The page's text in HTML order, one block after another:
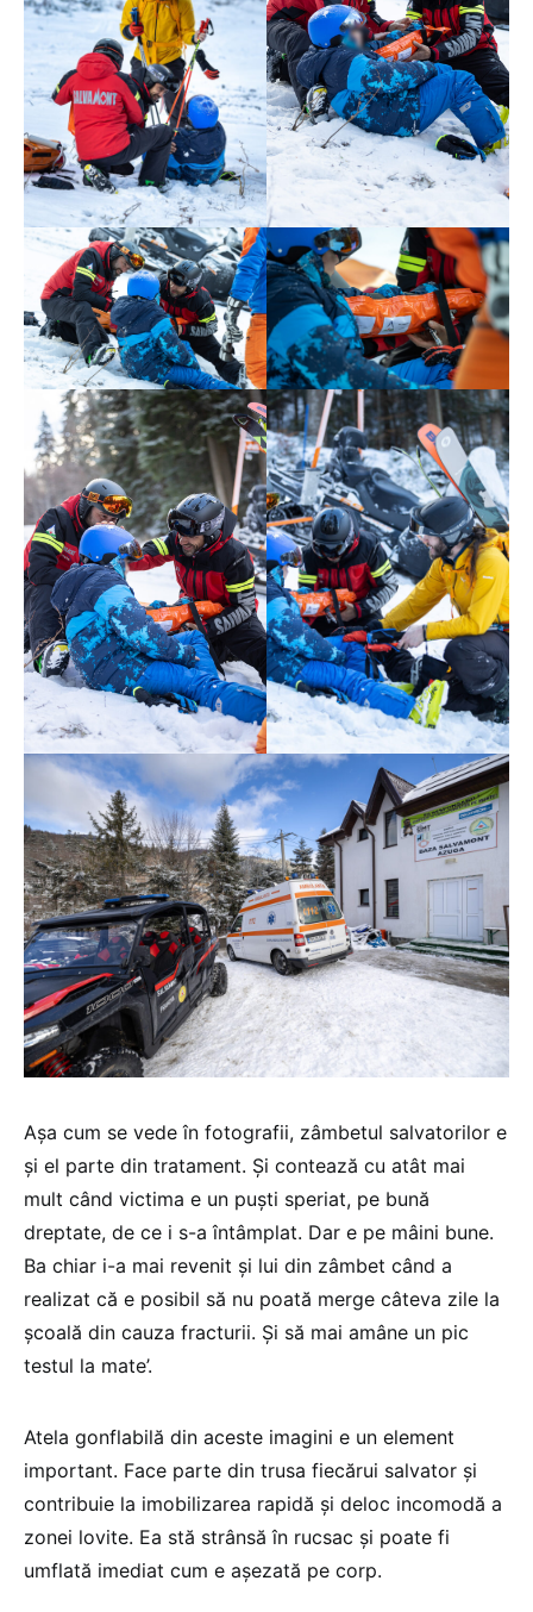
Așa cum se vede în fotografii, zâmbetul salvatorilor e
și el parte din tratament. Și contează cu atât mai
mult când victima e un puști speriat, pe bună
dreptate, de ce i s-a întâmplat. Dar e pe mâini bune.
Ba chiar i-a mai revenit și lui din zâmbet când a
realizat că e posibil să nu poată merge câteva zile la
școală din cauza fracturii. Și să mai amâne un pic
testul la mate’.
Atela gonflabilă din aceste imagini e un element
important. Face parte din trusa fiecărui salvator și
contribuie la imobilizarea rapidă și deloc incomodă a
zonei lovite. Ea stă strânsă în rucsac și poate fi
umflată imediat cum e așezată pe corp.